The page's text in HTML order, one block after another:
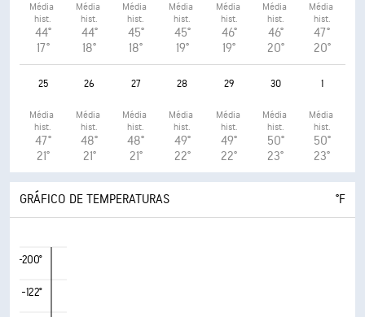
Média
hist.
44°
17°
Média
hist.
44°
18°
Média
hist.
45°
18°
Média
hist.
45°
19°
Média
hist.
46°
19°
Média
hist.
46°
20°
Média
hist.
47°
20°
25
Média
hist.
47°
21°
26
Média
hist.
48°
21°
27
Média
hist.
48°
21°
28
Média
hist.
49°
22°
29
Média
hist.
49°
22°
30
Média
hist.
50°
23°
1
Média
hist.
50°
23°
GRÁFICO DE TEMPERATURAS °F
-200°
-122°